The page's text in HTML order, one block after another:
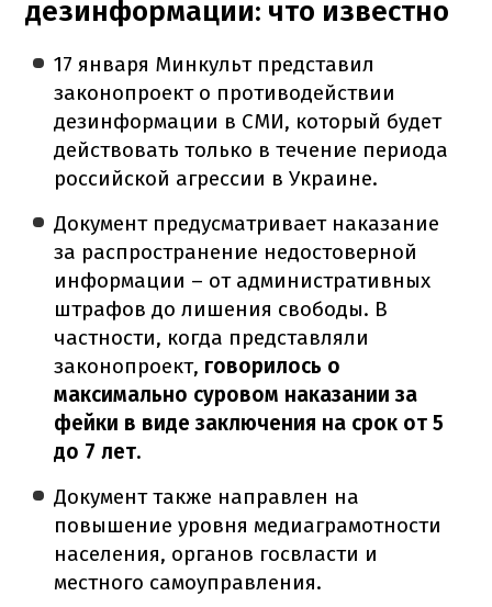
дезинформации: что известно
17 января Минкульт представил
законопроект о противодействии
дезинформации в СМИ, который будет
действовать только в течение периода
российской агрессии в Украине.
Документ предусматривает наказание
за распространение недостоверной
информации – от административных
штрафов до лишения свободы. В
частности, когда представляли
законопроект, говорилось о
максимально суровом наказании за
фейки в виде заключения на срок от 5
до 7 лет.
Документ также направлен на
повышение уровня медиаграмотности
населения, органов госвласти и
местного самоуправления.